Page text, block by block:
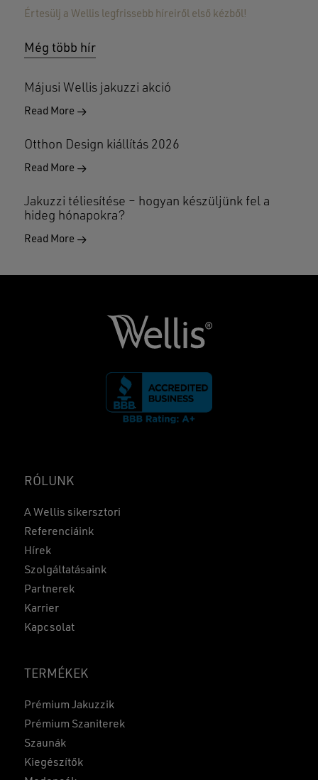
Nincsenek termékek a kosárban.
Értesülj a Wellis legfrissebb híreiről első kézből!
Még több hír
Májusi Wellis jakuzzi akció
Read More
Otthon Design kiállítás 2026
Read More
Jakuzzi téliesítése – hogyan készüljünk fel a
hideg hónapokra?
Read More
RÓLUNK
A Wellis sikersztori
Referenciáink
Hírek
Szolgáltatásaink
Partnerek
Karrier
Kapcsolat
TERMÉKEK
Prémium Jakuzzik
Prémium Szaniterek
Szaunák
Kiegészítők